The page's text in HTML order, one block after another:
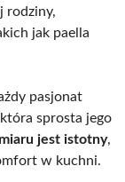
rodziny,
jak paella
pasjonat
sprosta jego
jest istotny,
w kuchni.